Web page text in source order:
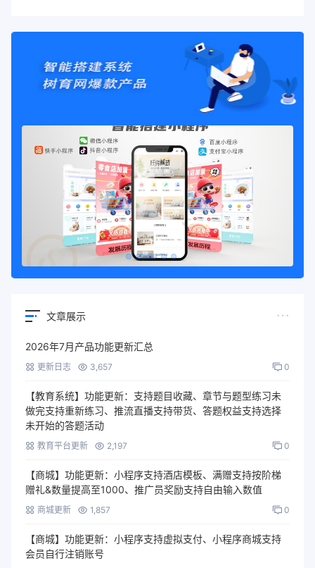
文章展示
2026年7月产品功能更新汇总
更新日志 3,657 0
【教育系统】功能更新：支持题目收藏、章节与题型练习未
做完支持重新练习、推流直播支持带货、答题权益支持选择
未开始的答题活动
教育平台更新 2,197 0
【商城】功能更新：小程序支持酒店模板、满赠支持按阶梯
赠礼&数量提高至1000、推广员奖励支持自由输入数值
商城更新 1,857 0
【商城】功能更新：小程序支持虚拟支付、小程序商城支持
会员自行注销账号